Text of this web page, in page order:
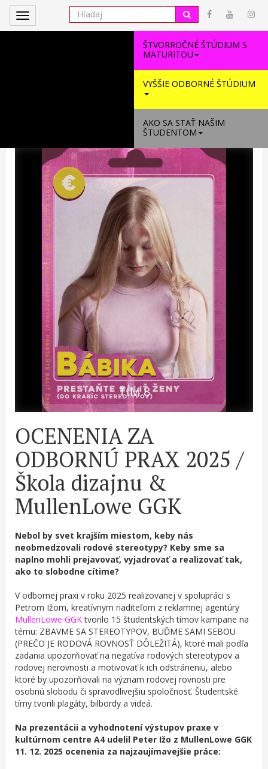
Toggle
navigation
ŠTVORROČNÉ ŠTÚDIUM S
MATURITOU
VYŠŠIE ODBORNÉ ŠTÚDIUM
AKO SA STAŤ NAŠIM
ŠTUDENTOM
TÍM 8
OCENENIA ZA
ODBORNÚ PRAX 2025 /
Škola dizajnu &
MullenLowe GGK
Nebol by svet krajším miestom, keby nás
neobmedzovali rodové stereotypy? Keby sme sa
naplno mohli prejavovať, vyjadrovať a realizovať tak,
ako to slobodne cítime?
V odbornej praxi v roku 2025 realizovanej v spolupráci s
Petrom Ižom, kreatívnym riaditeľom z reklamnej agentúry
MullenLowe GGKtvorilo 15 študentských tímov kampane na
tému: ZBAVME SA STEREOTYPOV, BUĎME SAMI SEBOU
(PREČO JE RODOVÁ ROVNOSŤ DÔLEŽITÁ), ktoré mali podľa
zadania upozorňovať na negatíva rodových stereotypov a
rodovej nerovnosti a motivovať k ich odstráneniu, alebo
ktoré by upozorňovali na význam rodovej rovnosti pre
osobnú slobodu či spravodlivejšiu spoločnosť. Študentské
tímy tvorili plagáty, bilbordy a videá.
Na prezentácii a vyhodnotení výstupov praxe v
kultúrnom centre A4 udelil Peter Ižo z MullenLowe GGK
11. 12. 2025 ocenenia za najzaujímavejšie práce: